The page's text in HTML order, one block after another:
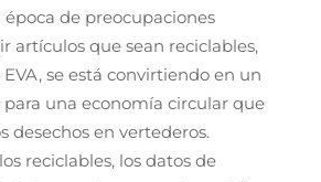
época de preocupaciones
artículos que sean reciclables,
se está convirtiendo en un
una economía circular que
desechos en vertederos.
reciclables, los datos de